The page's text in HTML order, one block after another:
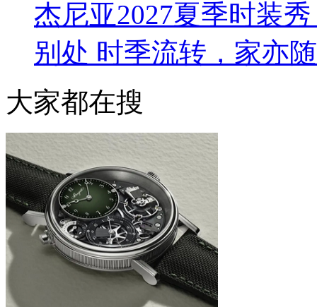
杰尼亚2027夏季时装
别处 时季流转，家亦
大家都在搜